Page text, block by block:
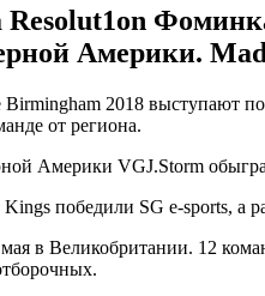
Resolut1on
Америки.
2018 выступают
от региона.
Америки VGJ.Storm
победили SG e-sports, а
в Великобритании. 12